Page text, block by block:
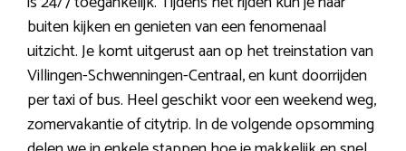
buiten kijken en genieten van een fenomenaal
uitzicht. Je komt uitgerust aan op het treinstation van
Villingen-Schwenningen-Centraal, en kunt doorrijden
per taxi of bus. Heel geschikt voor een weekend weg,
zomervakantie of citytrip. In de volgende opsomming